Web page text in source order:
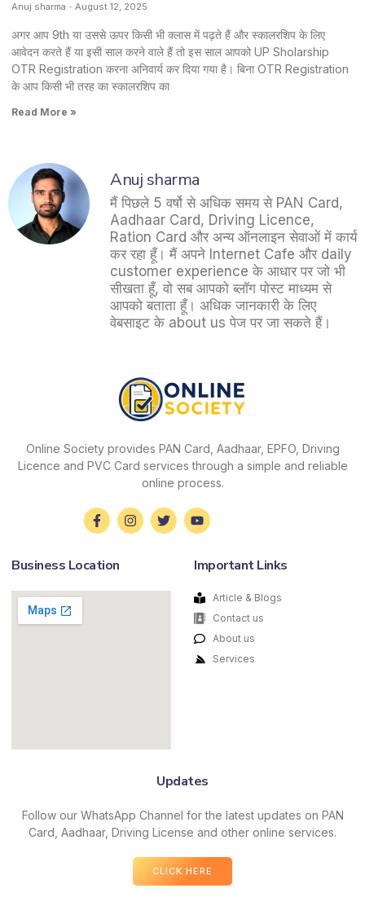
Anuj sharma August 12, 2025
अगर आप 9th या उससे ऊपर किसी भी क्लास में पढ़ते हैं और स्कालरशिप के लिए
आवेदन करते हैं या इसी साल करने वाले हैं तो इस साल आपको UP Sholarship
OTR Registration करना अनिवार्य कर दिया गया है। बिना OTR Registration
के आप किसी भी तरह का स्कालरशिप का
Read More »
Anuj sharma
मैं पिछले 5 वर्षो से अधिक समय से PAN Card,
Aadhaar Card, Driving Licence,
Ration Card और अन्य ऑनलाइन सेवाओं में कार्य
कर रहा हूँ। मैं अपने Internet Cafe और daily
customer experience के आधार पर जो भी
सीखता हूँ, वो सब आपको ब्लॉग पोस्ट माध्यम से
आपको बताता हूँ। अधिक जानकारी के लिए
वेबसाइट के about us पेज पर जा सकते हैं।
Online Society provides PAN Card, Aadhaar, EPFO, Driving
Licence and PVC Card services through a simple and reliable
online process.
Business Location Important Links
Article & Blogs
Contact us
About us
Services
Updates
Follow our WhatsApp Channel for the latest updates on PAN
Card, Aadhaar, Driving License and other online services.
CLICK HERE